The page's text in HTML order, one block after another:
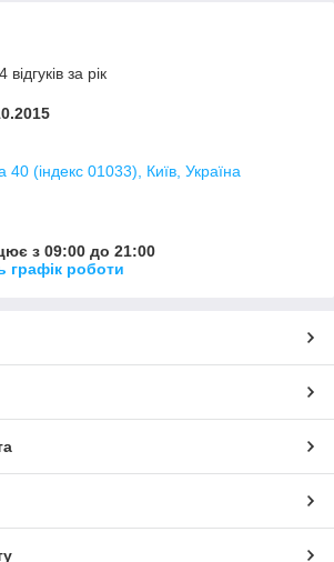
за рік
40 (індекс 01033), Київ, Україна
з 09:00 до 21:00
графік роботи